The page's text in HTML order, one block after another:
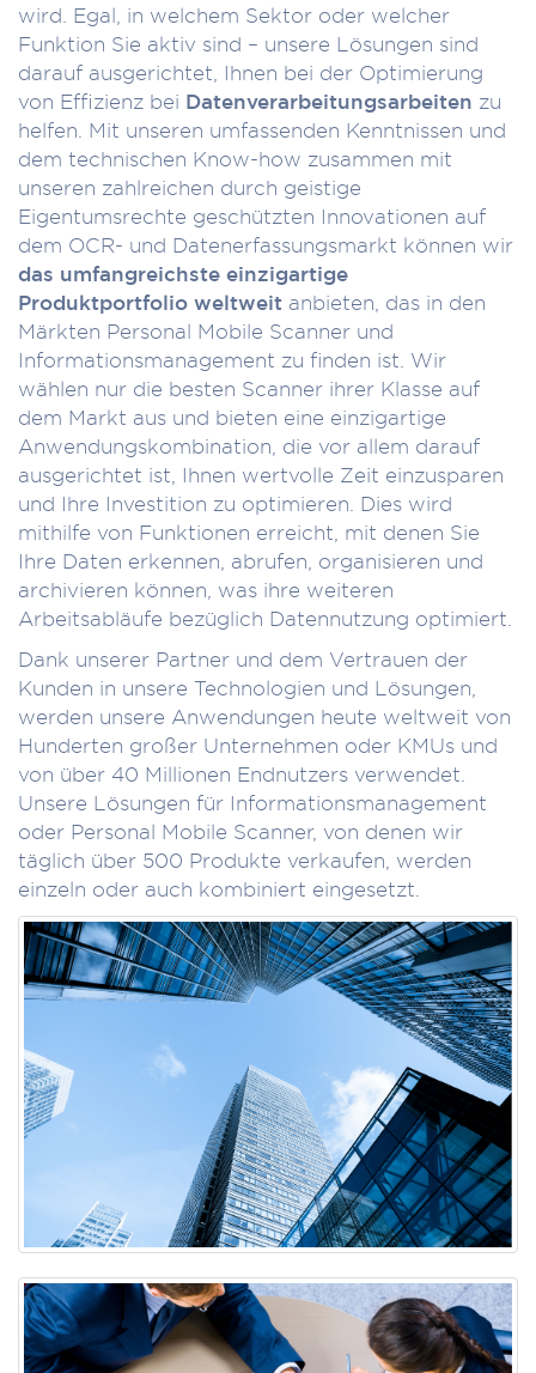
wird. Egal, in welchem Sektor oder welcher
Funktion Sie aktiv sind – unsere Lösungen sind
darauf ausgerichtet, Ihnen bei der Optimierung
von Effizienz bei Datenverarbeitungsarbeiten zu
helfen. Mit unseren umfassenden Kenntnissen und
dem technischen Know-how zusammen mit
unseren zahlreichen durch geistige
Eigentumsrechte geschützten Innovationen auf
dem OCR- und Datenerfassungsmarkt können wir
das umfangreichste einzigartige
Produktportfolio weltweit anbieten, das in den
Märkten Personal Mobile Scanner und
Informationsmanagement zu finden ist. Wir
wählen nur die besten Scanner ihrer Klasse auf
dem Markt aus und bieten eine einzigartige
Anwendungskombination, die vor allem darauf
ausgerichtet ist, Ihnen wertvolle Zeit einzusparen
und Ihre Investition zu optimieren. Dies wird
mithilfe von Funktionen erreicht, mit denen Sie
Ihre Daten erkennen, abrufen, organisieren und
archivieren können, was ihre weiteren
Arbeitsabläufe bezüglich Datennutzung optimiert.
Dank unserer Partner und dem Vertrauen der
Kunden in unsere Technologien und Lösungen,
werden unsere Anwendungen heute weltweit von
Hunderten großer Unternehmen oder KMUs und
von über 40 Millionen Endnutzers verwendet.
Unsere Lösungen für Informationsmanagement
oder Personal Mobile Scanner, von denen wir
täglich über 500 Produkte verkaufen, werden
einzeln oder auch kombiniert eingesetzt.